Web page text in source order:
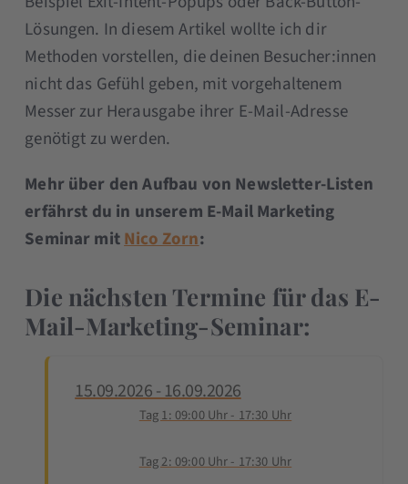
Lösungen. In diesem Artikel wollte ich dir
Methoden vorstellen, die deinen Besucher:innen
nicht das Gefühl geben, mit vorgehaltenem
Messer zur Herausgabe ihrer E-Mail-Adresse
genötigt zu werden.
Mehr über den Aufbau von Newsletter-Listen
erfährst du in unserem E-Mail Marketing
Seminar mitNico Zorn:
Die nächsten Termine für das E-
Mail-Marketing-Seminar:
15.09.2026 - 16.09.2026
Tag 1: 09:00 Uhr - 17:30 Uhr
Tag 2: 09:00 Uhr - 17:30 Uhr